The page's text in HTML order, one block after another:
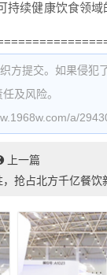
持续健康饮食领
方提交。如果侵犯
及风险。
a/
上一篇
抢占北方千亿餐饮